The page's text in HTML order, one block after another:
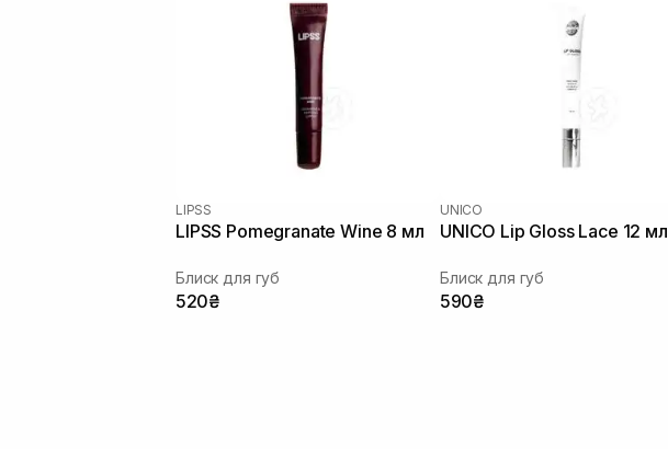
LIPSS
LIPSS Pomegranate Wine 8 мл
Блиск для губ
520₴
UNICO
UNICO Lip Gloss Lace 12 мл
Блиск для губ
590₴